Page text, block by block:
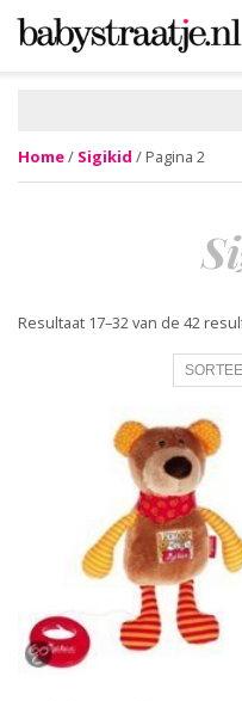
Home/ Sigikid / Pagina 2
Resultaat 17–32 van de 42